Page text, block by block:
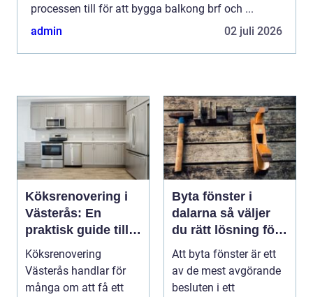
processen till för att bygga balkong brf och ...
admin
02 juli 2026
Köksrenovering i
Västerås: En
praktisk guide till
ett lyckat projekt
Köksrenovering
Västerås handlar för
många om att få ett
Byta fönster i
dalarna så väljer
du rätt lösning för
hus och klimat
Att byta fönster är ett
av de mest avgörande
besluten i ett